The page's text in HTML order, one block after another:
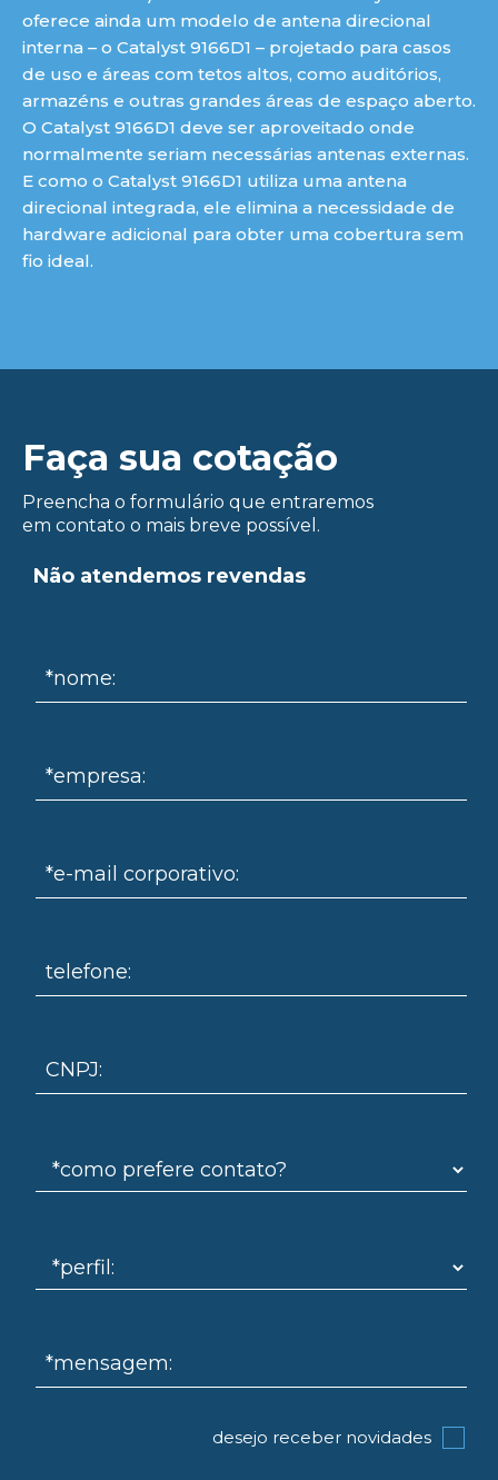
oferece ainda um modelo de antena direcional
interna – o Catalyst 9166D1 – projetado para casos
de uso e áreas com tetos altos, como auditórios,
armazéns e outras grandes áreas de espaço aberto.
O Catalyst 9166D1 deve ser aproveitado onde
normalmente seriam necessárias antenas externas.
E como o Catalyst 9166D1 utiliza uma antena
direcional integrada, ele elimina a necessidade de
hardware adicional para obter uma cobertura sem
fio ideal.
Faça sua cotação
Preencha o formulário que entraremos
em contato o mais breve possível.
Não atendemos revendas
*nome:
*empresa:
*e-mail corporativo:
telefone:
CNPJ:
*mensagem:
desejo receber novidades